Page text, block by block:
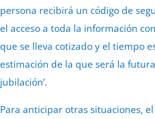
persona recibirá un código de
el acceso a toda la información
que se lleva cotizado y el tiempo
estimación de la que será la
jubilación’.
Para anticipar otras situaciones,